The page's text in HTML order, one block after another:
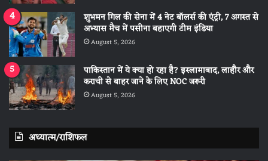
शुभमन गिल की सेना में 4 नेट बॉलर्स की एंट्री, 7 अगस्त से
अभ्यास मैच में पसीना बहाएगी टीम इंडिया
August 5, 2026
पाकिस्तान में ये क्या हो रहा है? इस्लामाबाद, लाहौर और
कराची से बाहर जाने के लिए NOC जरूरी
August 5, 2026
अध्यात्म/राशिफल